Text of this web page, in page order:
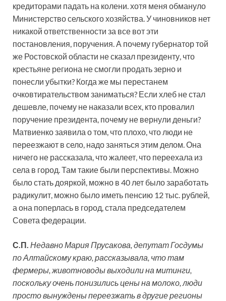
кредиторами падать на колени. хотя меня обмануло
Министерство сельского хозяйства. У чиновников нет
никакой ответственности за все вот эти
постановления, поручения. А почему губернатор той
же Ростовской области не сказал президенту, что
крестьяне региона не смогли продать зерно и
понесли убытки? Когда же мы перестанем
очковтирательством заниматься? Если хлеб не стал
дешевле, почему не наказали всех, кто провалил
поручение президента, почему не вернули деньги?
Матвиенко заявила о том, что плохо, что люди не
переезжают в село, надо заняться этим делом. Она
ничего не рассказала, что жалеет, что переехала из
села в город. Там такие были перспективы. Можно
было стать дояркой, можно в 40 лет было заработать
радикулит, можно было иметь пенсию 12 тыс. рублей,
а она поперлась в город, стала председателем
Совета федерации.
С.П. Недавно Мария Прусакова, депутат Госдумы
по Алтайскому краю, рассказывала, что там
фермеры, животноводы выходили на митинги,
поскольку очень понизились цены на молоко, люди
просто вынуждены переезжать в другие регионы